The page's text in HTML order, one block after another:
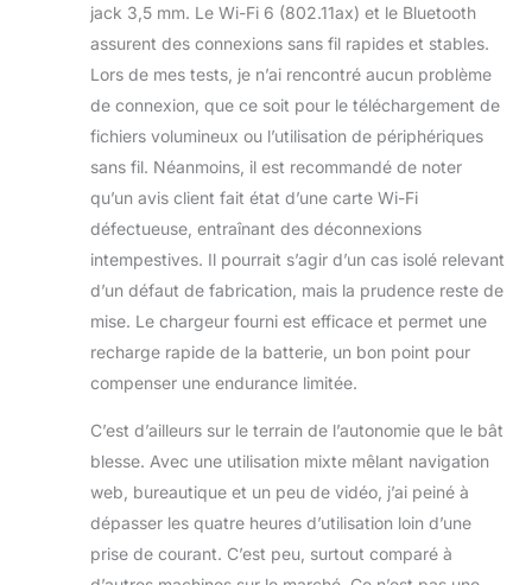
jack 3,5 mm. Le Wi-Fi 6 (802.11ax) et le Bluetooth
assurent des connexions sans fil rapides et stables.
Lors de mes tests, je n’ai rencontré aucun problème
de connexion, que ce soit pour le téléchargement de
fichiers volumineux ou l’utilisation de périphériques
sans fil. Néanmoins, il est recommandé de noter
qu’un avis client fait état d’une carte Wi-Fi
défectueuse, entraînant des déconnexions
intempestives. Il pourrait s’agir d’un cas isolé relevant
d’un défaut de fabrication, mais la prudence reste de
mise. Le chargeur fourni est efficace et permet une
recharge rapide de la batterie, un bon point pour
compenser une endurance limitée.
C’est d’ailleurs sur le terrain de l’autonomie que le bât
blesse. Avec une utilisation mixte mêlant navigation
web, bureautique et un peu de vidéo, j’ai peiné à
dépasser les quatre heures d’utilisation loin d’une
prise de courant. C’est peu, surtout comparé à